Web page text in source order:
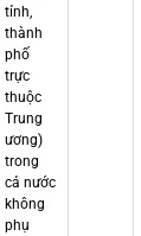
tỉnh,
thành
phố
trực
thuộc
Trung
ương)
trong
cả nước
không
phụ